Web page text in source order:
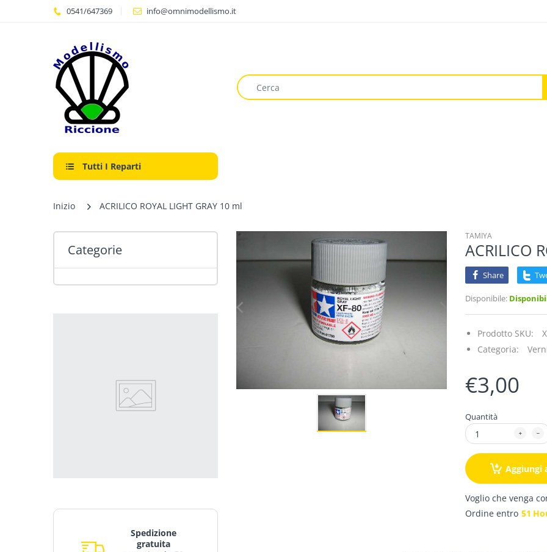
0541/647369 info@omnimodellismo.it
Tutti I Reparti
Inizio ACRILICO ROYAL LIGHT GRAY 10 ml
Categorie
Spedizione
gratuita
TAMIYA
ACRILICO
Share
Disponibile:
Prodotto SKU:
Categoria:
€3,00
Quantità
Aggiungi
Voglio che venga
Ordine entro 51